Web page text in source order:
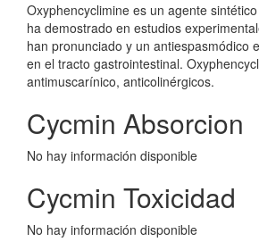
Oxyphencyclimine es un agente
ha demostrado en estudios
han pronunciado y un antiespasmódico
en el tracto gastrointestinal.
antimuscarínico, anticolinérgicos.
Cycmin Absorcion
No hay información disponible
Cycmin Toxicidad
No hay información disponible